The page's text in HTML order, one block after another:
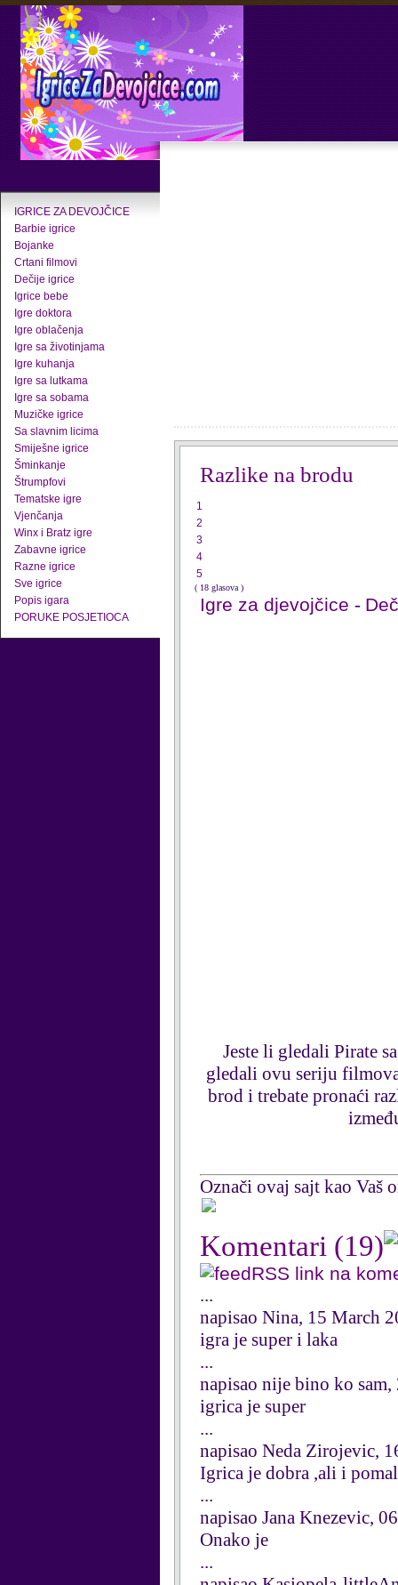
IGRICE ZA DEVOJČICE
Barbie igrice
Bojanke
Crtani filmovi
Dečije igrice
Igrice bebe
Igre doktora
Igre oblačenja
Igre sa životinjama
Igre kuhanja
Igre sa lutkama
Igre sa sobama
Muzičke igrice
Sa slavnim licima
Smiješne igrice
Šminkanje
Štrumpfovi
Tematske igre
Vjenčanja
Winx i Bratz igre
Zabavne igrice
Razne igrice
Sve igrice
Popis igara
PORUKE POSJETIOCA
Razlike na brodu
1
2
3
4
5
( 18 glasova )
Igre za djevojčice -
Jeste li gledali Pirate
gledali ovu seriju
brod i trebate pronaći
Označi ovaj sajt kao Vaš
Komentari (19)
RSS link na
...
napisao Nina, 15 March
igra je super i laka
...
napisao nije bino ko sam,
igrica je super
...
napisao Neda Zirojevic,
Igrica je dobra ,ali i
...
napisao Jana Knezevic,
Onako je
...